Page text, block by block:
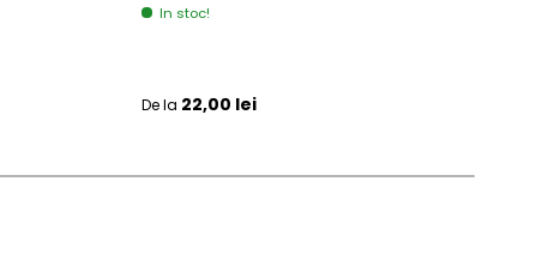
In stoc!
Pret initial
De la 22,00 lei